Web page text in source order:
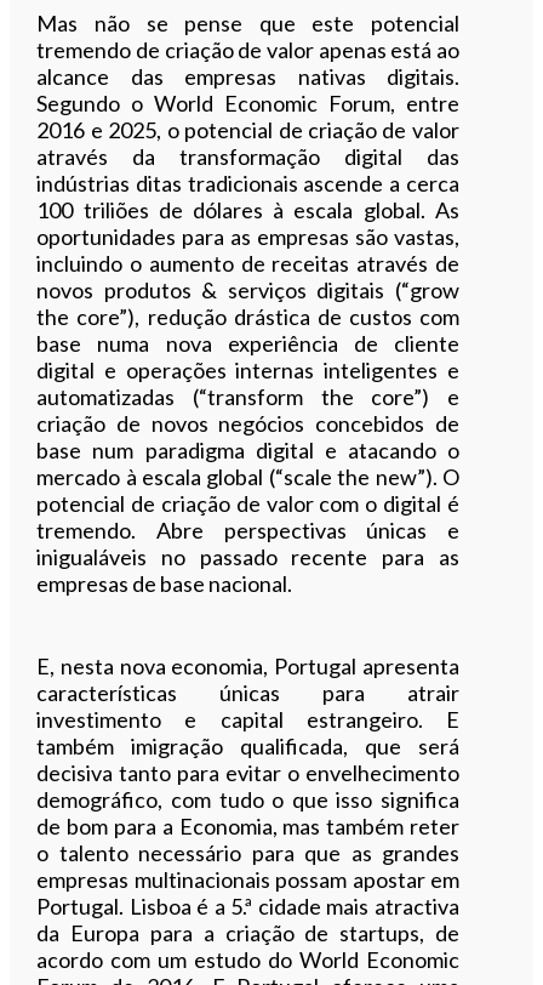
Mas não se pense que este potencial
tremendo de criação de valor apenas está ao
alcance das empresas nativas digitais.
Segundo o World Economic Forum, entre
2016 e 2025, o potencial de criação de valor
através da transformação digital das
indústrias ditas tradicionais ascende a cerca
100 triliões de dólares à escala global. As
oportunidades para as empresas são vastas,
incluindo o aumento de receitas através de
novos produtos & serviços digitais (“grow
the core”), redução drástica de custos com
base numa nova experiência de cliente
digital e operações internas inteligentes e
automatizadas (“transform the core”) e
criação de novos negócios concebidos de
base num paradigma digital e atacando o
mercado à escala global (“scale the new”). O
potencial de criação de valor com o digital é
tremendo. Abre perspectivas únicas e
inigualáveis no passado recente para as
empresas de base nacional.
E, nesta nova economia, Portugal apresenta
características únicas para atrair
investimento e capital estrangeiro. E
também imigração qualificada, que será
decisiva tanto para evitar o envelhecimento
demográfico, com tudo o que isso significa
de bom para a Economia, mas também reter
o talento necessário para que as grandes
empresas multinacionais possam apostar em
Portugal. Lisboa é a 5.ª cidade mais atractiva
da Europa para a criação de startups, de
acordo com um estudo do World Economic